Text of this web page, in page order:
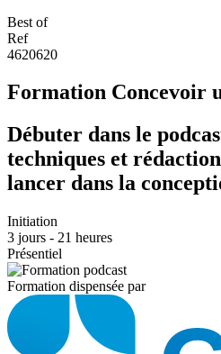
Best of
Ref
4620620
Formation Concevoir
Débuter dans le
techniques et
lancer dans la
Initiation
3 jours - 21 heures
Présentiel
Formation dispensée par